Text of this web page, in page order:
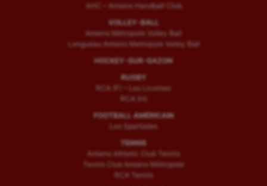
AHC – Amiens Handball Club
VOLLEY-BALL
Amiens Métropole Volley Ball
Longueau Amiens Metropole Volley Ball
HOCKEY-SUR-GAZON
RUGBY
RCA (F) – Les Licornes
RCA (H)
FOOTBALL AMÉRICAIN
Les Spartiates
TENNIS
Amiens Athletic Club Tennis
Tennis Club Amiens Métropole
RCA Tennis